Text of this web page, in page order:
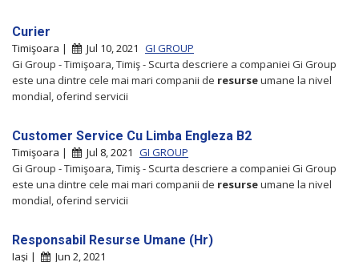
Curier
Timişoara | Jul 10, 2021 GI GROUP
Gi Group - Timişoara, Timiş - Scurta descriere a companiei Gi Group
este una dintre cele mai mari companii de resurseumane la nivel
mondial, oferind servicii
Customer Service Cu Limba Engleza B2
Timişoara | Jul 8, 2021 GI GROUP
Gi Group - Timişoara, Timiş - Scurta descriere a companiei Gi Group
este una dintre cele mai mari companii de resurseumane la nivel
mondial, oferind servicii
Responsabil Resurse Umane (Hr)
Iaşi |
Jun 2, 2021